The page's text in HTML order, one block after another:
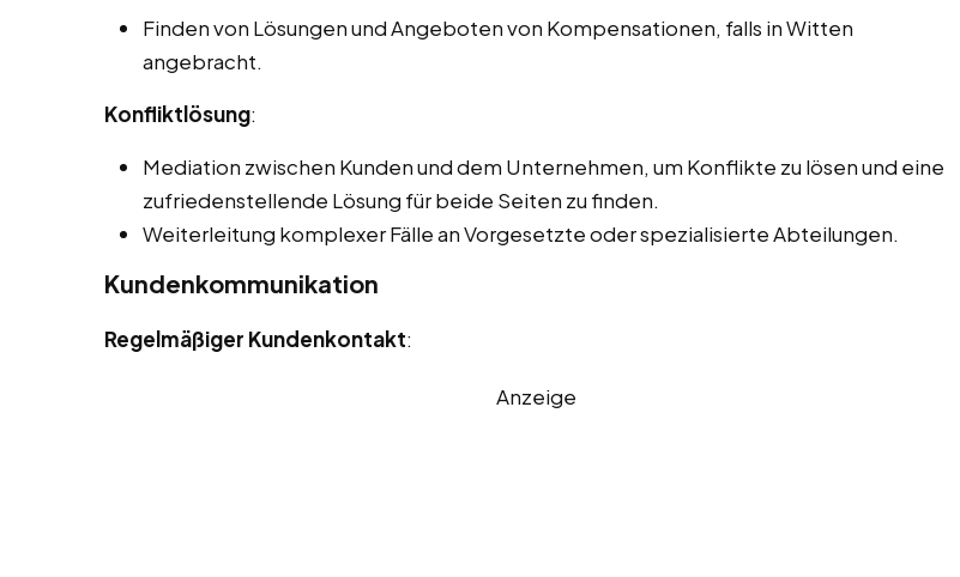
Finden von Lösungen und Angeboten von Kompensationen, falls in Witten
angebracht.
Konfliktlösung:
Mediation zwischen Kunden und dem Unternehmen, um Konflikte zu lösen und eine
zufriedenstellende Lösung für beide Seiten zu finden.
Weiterleitung komplexer Fälle an Vorgesetzte oder spezialisierte Abteilungen.
Kundenkommunikation
Regelmäßiger Kundenkontakt:
Anzeige